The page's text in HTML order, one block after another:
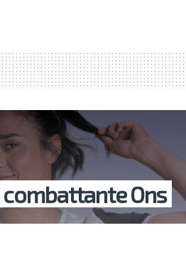
combattante Ons